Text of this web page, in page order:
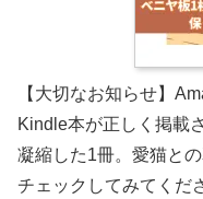
【大切なお知らせ】
Kindle本が正しく掲載
凝縮した1冊。愛猫と
チェックしてみてくだ